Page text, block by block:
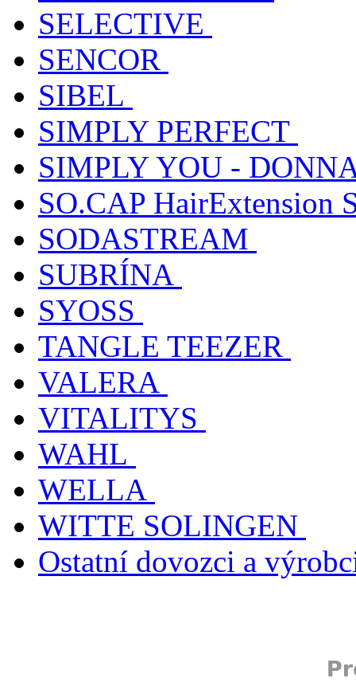
SELECTIVE
SENCOR
SIBEL
SIMPLY PERFECT
SIMPLY YOU -
SO.CAP HairExtension
SODASTREAM
SUBRÍNA
SYOSS
TANGLE TEEZER
VALERA
VITALITYS
WAHL
WELLA
WITTE SOLINGEN
Ostatní dovozci a